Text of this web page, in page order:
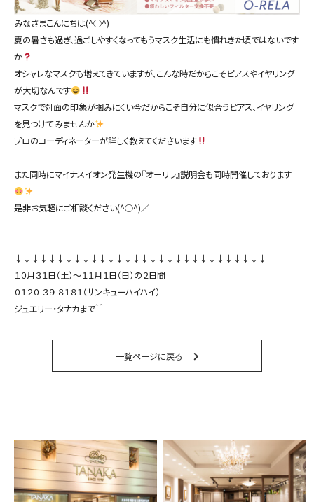
みなさまこんにちは(^○^)
夏の暑さも過ぎ、過ごしやすくなってもうマスク生活にも慣れきた頃ではないです
か
オシャレなマスクも増えてきていますが、こんな時だからこそピアスやイヤリング
が大切なんです
マスクで対面の印象が掴みにくい今だからこそ自分に似合うピアス、イヤリング
を見つけてみませんか
プロのコーディネーターが詳しく教えてくださいます
また同時にマイナスイオン発生機の『オーリラ』説明会も同時開催しております
是非お気軽にご相談ください(^○^)／
↓↓↓↓↓↓↓↓↓↓↓↓↓↓↓↓↓↓↓↓↓↓↓↓↓↓↓↓↓↓
１０月３１日（土）〜１１月１日（日）の２日間
０１２０-３９-８１８１（サンキューハイハイ）
ジュエリー・タナカまで＾＾
一覧ページに戻る